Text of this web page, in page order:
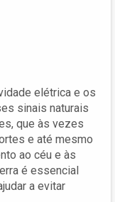
elétrica e os
sinais naturais
que às vezes
e até mesmo
ao céu e às
é essencial
a evitar